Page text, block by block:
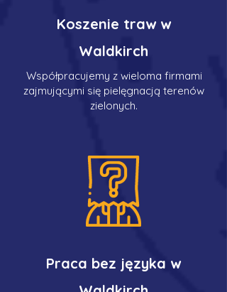
Koszenie traw w
Waldkirch
Współpracujemy z wieloma firmami
zajmującymi się pielęgnacją terenów
zielonych.
Praca bez języka w